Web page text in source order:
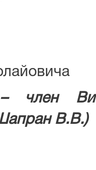
– член
В.В.)